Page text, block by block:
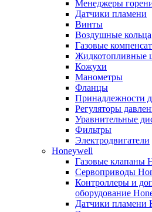
Менеджеры
Датчики пламени
Винты
Воздушные кольца
Газовые
Жидкотопливные
Кожухи
Манометры
Фланцы
Принадлежности
Регуляторы
Уравнительные
Фильтры
Электродвигатели
Honeywell
Газовые клапаны
Сервоприводы
Контроллеры и
оборудование
Датчики пламени